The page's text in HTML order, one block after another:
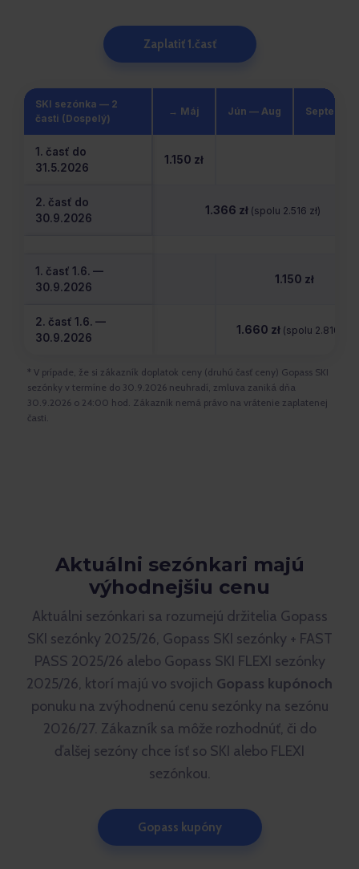
Zaplatiť 1.časť
SKI sezónka — 2
časti (Dospelý)
→ Máj Jún — Aug
1. časť do
31.5.2026
1.150 zł
2. časť do
30.9.2026
1.366 zł (spolu 2.516 zł)
1. časť 1.6. —
30.9.2026
1.150 zł
2. časť 1.6. —
30.9.2026
1.660 zł (spolu 2.810 zł)
* V prípade, že si zákazník doplatok ceny (druhú časť ceny) Gopass SKI
sezónky v termíne do 30.9.2026 neuhradí, zmluva zaniká dňa
30.9.2026 o 24:00 hod. Zákazník nemá právo na vrátenie zaplatenej
časti.
Aktuálni sezónkari majú
výhodnejšiu cenu
Aktuálni sezónkari sa rozumejú držitelia Gopass
SKI sezónky 2025/26, Gopass SKI sezónky + FAST
PASS 2025/26 alebo Gopass SKI FLEXI sezónky
2025/26, ktorí majú vo svojich Gopass kupónoch
ponuku na zvýhodnenú cenu sezónky na sezónu
2026/27. Zákazník sa môže rozhodnúť, či do
ďalšej sezóny chce ísť so SKI alebo FLEXI
sezónkou.
Gopass kupóny